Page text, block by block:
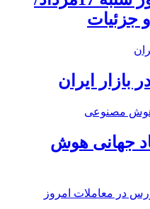
جزئیات
بازار ایران
جهانی هوش